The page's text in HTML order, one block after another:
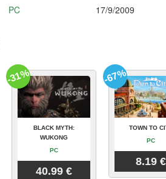
PC 17/9/2009
BLACK MYTH:
WUKONG
PC
40.99 €
-31%
TOWN TO
PC
8.19 €
-67%